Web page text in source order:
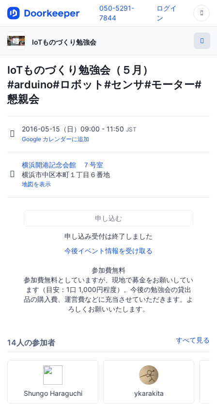
050-5291-
7844
ログイ
ン
IoTものづくり勉強会
IoTものづくり勉強会（５月）
#arduino#ロボット#センサ#モーター#
懇親会
2016-05-15（日）09:00 - 11:50 JST
Google カレンダーに追加
横浜開港記念会館 ７号室
横浜市中区本町１丁目６番地
地図を表示
申し込む
申し込み受付は終了しました
今後イベント情報を受け取る
参加費無料
参加費無料としていますが、現地で募金をお願いしてい
ます（目安：1口 1,000円程度）。今後の勉強会の貸出
品の購入費、運営費などに充当させていただきます。よ
ろしくお願いいたします。
14人の参加者 すべて見る
Shungo Haraguchi ykarakita